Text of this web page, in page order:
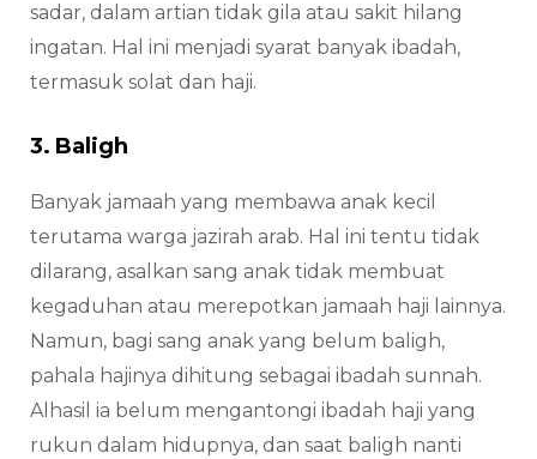
sadar, dalam artian tidak gila atau sakit hilang
ingatan. Hal ini menjadi syarat banyak ibadah,
termasuk solat dan haji.
3. Baligh
Banyak jamaah yang membawa anak kecil
terutama warga jazirah arab. Hal ini tentu tidak
dilarang, asalkan sang anak tidak membuat
kegaduhan atau merepotkan jamaah haji lainnya.
Namun, bagi sang anak yang belum baligh,
pahala hajinya dihitung sebagai ibadah sunnah.
Alhasil ia belum mengantongi ibadah haji yang
rukun dalam hidupnya, dan saat baligh nanti